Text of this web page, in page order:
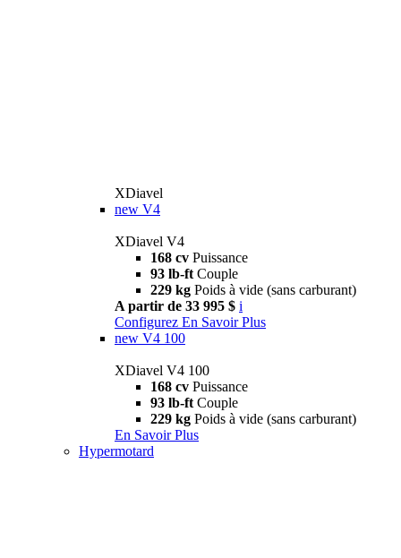
XDiavel
new V4
XDiavel V4
168 cv Puissance
93 lb-ft Couple
229 kg Poids à vide (sans carburant)
A partir de 33 995 $ i
Configurez En Savoir Plus
new V4 100
XDiavel V4 100
168 cv Puissance
93 lb-ft Couple
229 kg Poids à vide (sans carburant)
En Savoir Plus
Hypermotard